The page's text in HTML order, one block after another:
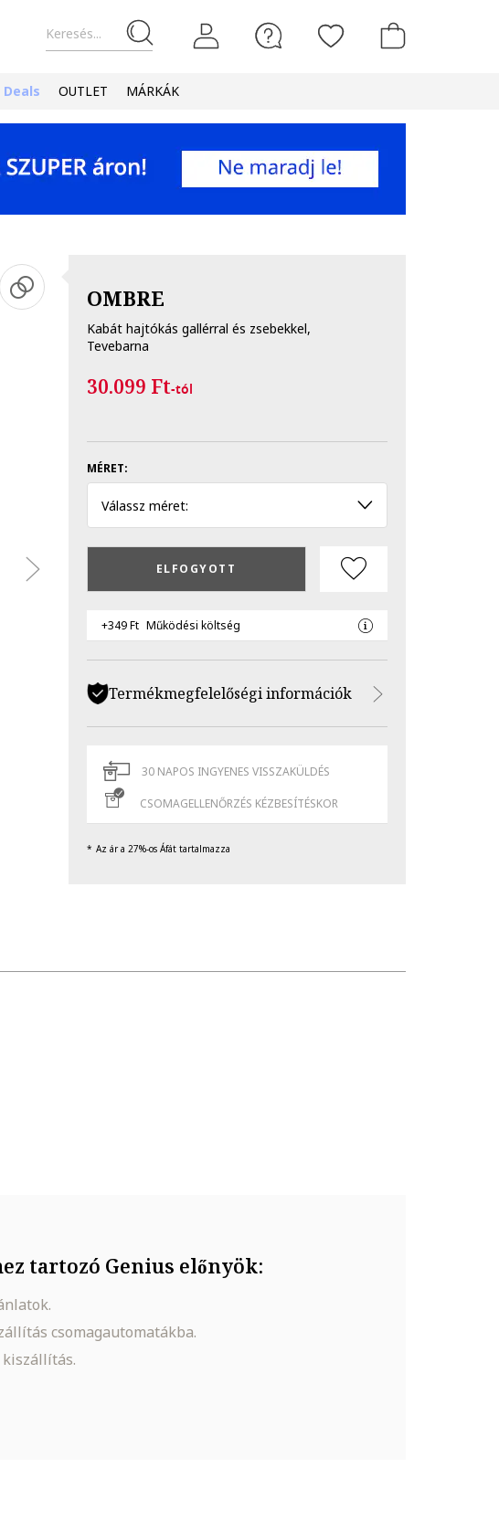
Keresés...
Deals OUTLET MÁRKÁK
OMBRE
Kabát hajtókás gallérral és zsebekkel,
Tevebarna
30.099 Ft-tól
MÉRET:
Válassz méret:
ELFOGYOTT
+349 Ft Működési költség
Termékmegfelelőségi információk
30 NAPOS INGYENES VISSZAKÜLDÉS
CSOMAGELLENŐRZÉS KÉZBESÍTÉSKOR
Az ár a 27%-os Áfát tartalmazza
tartozó Genius előnyök:
csomagautomatákba.